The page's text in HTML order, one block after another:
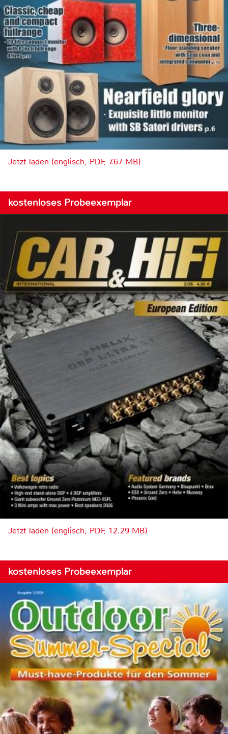
Jetzt laden (englisch, PDF, 7.67 MB)
kostenloses Probeexemplar
Jetzt laden (englisch, PDF, 12.29 MB)
kostenloses Probeexemplar